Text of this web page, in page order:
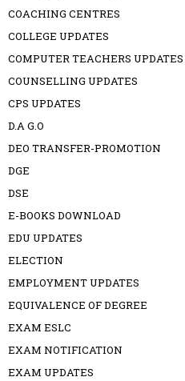
COACHING CENTRES
COLLEGE UPDATES
COMPUTER TEACHERS UPDATES
COUNSELLING UPDATES
CPS UPDATES
D.A G.O
DEO TRANSFER-PROMOTION
DGE
DSE
E-BOOKS DOWNLOAD
EDU UPDATES
ELECTION
EMPLOYMENT UPDATES
EQUIVALENCE OF DEGREE
EXAM ESLC
EXAM NOTIFICATION
EXAM UPDATES